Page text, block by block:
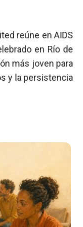
reúne en AIDS
en Río de
más joven para
y la persistencia